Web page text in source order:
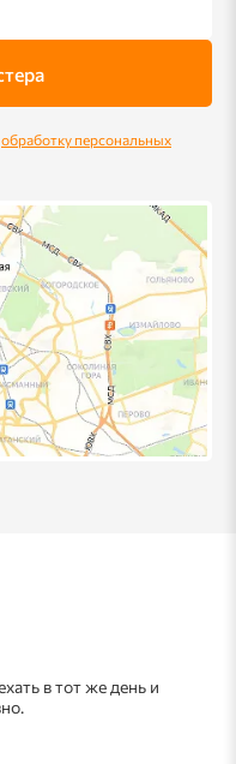
обработку персональных
в тот же день и